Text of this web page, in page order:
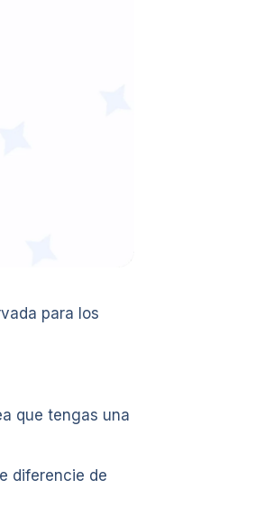
para los
que tengas una
diferencie de